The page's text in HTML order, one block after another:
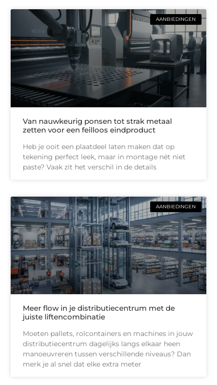
AANBIEDINGEN
Van nauwkeurig ponsen tot strak metaal
zetten voor een feilloos eindproduct
Heb je ooit een plaatdeel laten maken dat op
tekening perfect leek, maar in montage nét niet
paste? Vaak zit het verschil in de details
AANBIEDINGEN
Meer flow in je distributiecentrum met de
juiste liftencombinatie
Moeten pallets, rolcontainers en machines in jouw
distributiecentrum dagelijks langs elkaar heen
manoeuvreren tussen verschillende niveaus? Dan
merk je al snel dat elke extra meter